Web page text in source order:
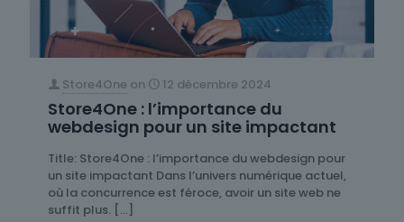
Store4One on 12 décembre 2024
Store4One : l’importance du
webdesign pour un site impactant
Title: Store4One : l’importance du webdesign pour
un site impactant Dans l’univers numérique actuel,
où la concurrence est féroce, avoir un site web ne
suffit plus. […]